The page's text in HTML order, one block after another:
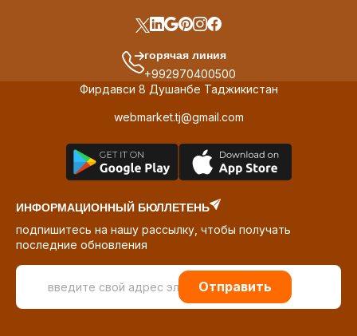
горячая линия
+992970400500
Фирдавси 8 Душанбе Таджикистан
webmarket.tj@gmail.com
ИНФОРМАЦИОННЫЙ БЮЛЛЕТЕНЬ
подпишитесь на нашу рассылку, чтобы получать
последние обновления
Отправить